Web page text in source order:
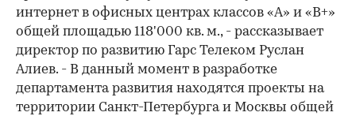
00:00
интернет в офисных центрах классов «А» и «В+»
общей площадью 118'000 кв. м., - рассказывает
директор по развитию Гарс Телеком Руслан
Алиев. - В данный момент в разработке
департамента развития находятся проекты на
территории Санкт-Петербурга и Москвы общей